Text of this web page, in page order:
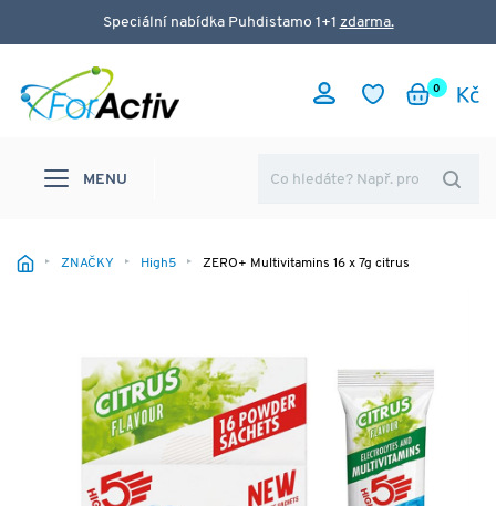
Speciální nabídka Puhdistamo 1+1 zdarma.
0
MENU
ZNAČKY High5 ZERO+ Multivitamins 16 x 7g citrus